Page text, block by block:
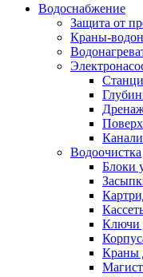
Строительные товары
Все для бани
Полезные статьи
Водоснабжение
Защита от
Краны-
Водоочистка
Блоки
Ключи
Краны